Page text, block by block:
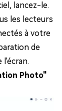
lancez-le.
les lecteurs
à votre
de
l'écran.
Photo"